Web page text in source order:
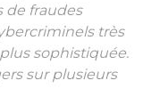
de fraudes
très
sophistiquée.
sur plusieurs